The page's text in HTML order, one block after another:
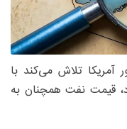
تلاش می‌کند با
قیمت نفت همچنان به